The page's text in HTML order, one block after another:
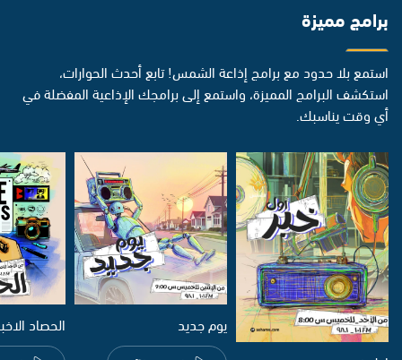
برامج مميزة
استمع بلا حدود مع برامج إذاعة الشمس! تابع أحدث الحوارات،
استكشف البرامج المميزة، واستمع إلى برامجك الإذاعية المفضلة في
أي وقت يناسبك.
يوم جديد
الحصاد